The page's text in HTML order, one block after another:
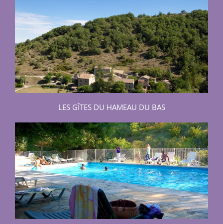
LES GÎTES DU HAMEAU DU BAS